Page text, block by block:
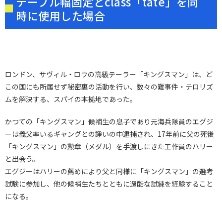
時に使用した場合
ロンドン、サヴィル・ロウの高級テーラー「キングスマン」は、ど
この国にも所属せず秘密裏の活動を行い、数々の難事件・テロリズ
ムを解決する、スパイの本拠地であった。
かつての「キングスマン」候補生の息子であり元海兵隊員のエグジ
ーは義父率いるギャングとの諍いの中逮捕され、17年前に父の死後
「キングスマン」の勲章（メダル）を手渡しにきた工作員のハリー
と出会う。
エグジーはハリーの薦めにより父と同様に「キングスマン」の選考
試験に参加し、他の候補生たちとともに過酷な試練を経験すること
になる。